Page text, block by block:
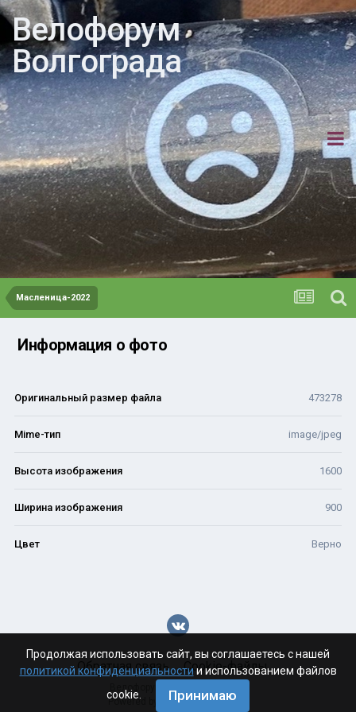
Велофорум
Волгограда
Масленица-2022
Информация о фото
Оригинальный размер файла 473278
Mime-тип image/jpeg
Высота изображения 1600
Ширина изображения 900
Цвет Верно
Обратная связь Cookie-файлы
Велофорум Волгограда - 2026
Powered by Invision Community
Продолжая использовать сайт, вы соглашаетесь с нашей
политикой конфиденциальности и использованием файлов
cookie.
Принимаю